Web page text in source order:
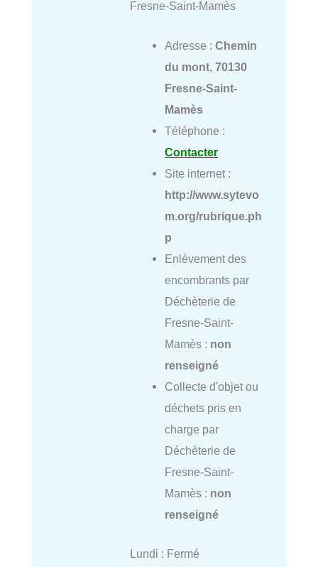
Fresne-Saint-Mamès
Adresse : Chemin
du mont, 70130
Fresne-Saint-
Mamès
Téléphone :
Contacter
Site internet :
http://www.sytevo
m.org/rubrique.ph
p
Enlèvement des
encombrants par
Déchèterie de
Fresne-Saint-
Mamès : non
renseigné
Collecte d'objet ou
déchets pris en
charge par
Déchèterie de
Fresne-Saint-
Mamès : non
renseigné
Lundi : Fermé